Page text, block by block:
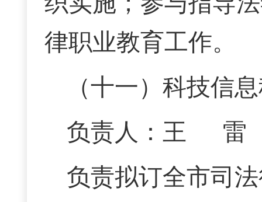
律职业教育工作。
（十一）科技信
负责人：王 雷
负责拟订全市司